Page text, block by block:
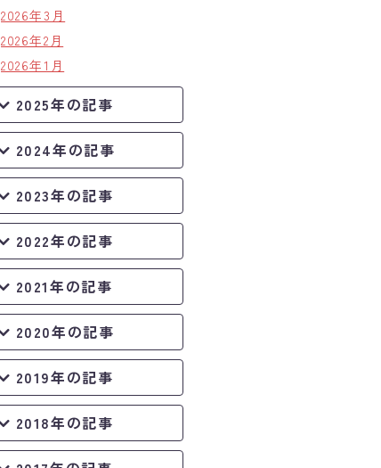
2026年3月
2026年2月
2026年1月
2025年の記事
2024年の記事
2023年の記事
2022年の記事
2021年の記事
2020年の記事
2019年の記事
2018年の記事